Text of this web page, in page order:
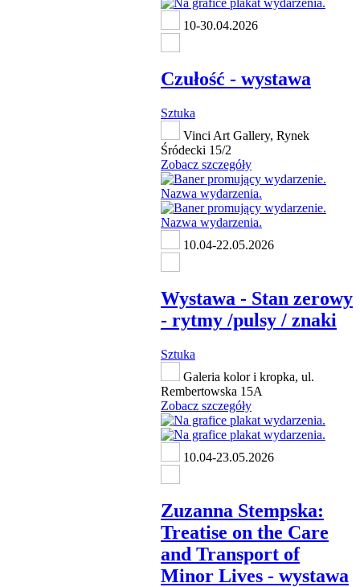
10-30.04.2026
Czułość - wystawa
Sztuka
Vinci Art Gallery, Rynek
Śródecki 15/2
Zobacz szczegóły
10.04-22.05.2026
Wystawa - Stan zerowy
- rytmy /pulsy / znaki
Sztuka
Galeria kolor i kropka, ul.
Rembertowska 15A
Zobacz szczegóły
10.04-23.05.2026
Zuzanna Stempska:
Treatise on the Care
and Transport of
Minor Lives - wystawa